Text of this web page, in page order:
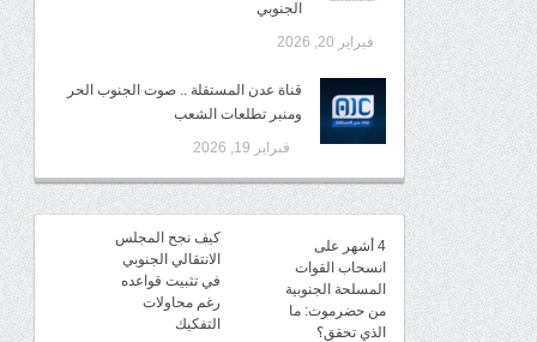
الجنوبي
فبراير 20, 2026
قناة عدن المستقلة .. صوت الجنوب الحر
ومنبر تطلعات الشعب
فبراير 19, 2026
4 أشهر على
انسحاب القوات
المسلحة الجنوبية
من حضرموت: ما
الذي تحقق؟
كيف نجح المجلس
الانتقالي الجنوبي
في تثبيت قواعده
رغم محاولات
التفكيك